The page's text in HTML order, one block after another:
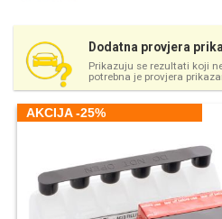
Dodatna provjera
Prikazuju se rezultati koji
potrebna je provjera
AKCIJA -25%